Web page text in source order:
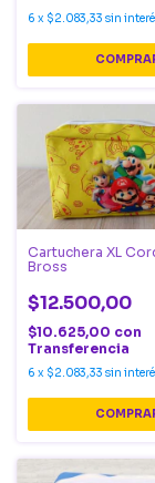
6 x $2.083,33 sin
Cartuchera XL
Bross
$12.500,00
$10.625,00 con
Transferencia
6 x $2.083,33 sin